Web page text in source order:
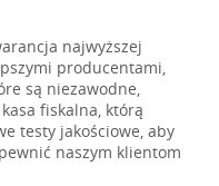
najwyższej
producentami,
są niezawodne,
fiskalna, którą
testy jakościowe, aby
naszym klientom